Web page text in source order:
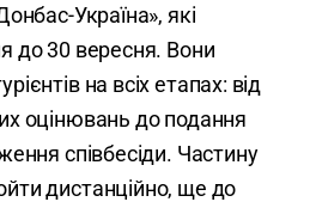
Україна», які
до 30 вересня. Вони
на всіх етапах: від
оцінювань до подання
співбесіди. Частину
дистанційно, ще до